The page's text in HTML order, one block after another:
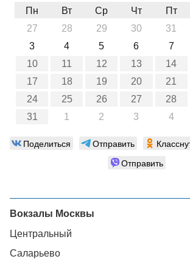
Пн
Вт Ср Чт Пт
27
28 29 30 31
3
4 5 6 7
10
11 12 13 14
17
18 19 20 21
24
25 26 27 28
31
1 2 3 4
Поделиться Отправить
Отправить
Вокзалы Москвы
Центральный
Саларьево